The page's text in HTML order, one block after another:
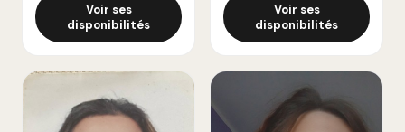
Voir ses
disponibilités
Voir ses
disponibilités